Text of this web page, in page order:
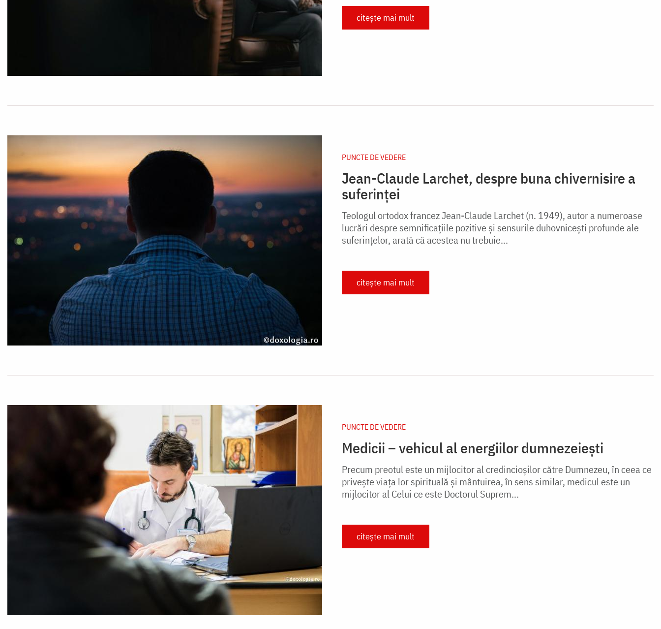
citește mai mult
PUNCTE DE VEDERE
Jean-Claude Larchet, despre buna chivernisire a
suferinței
Teologul ortodox francez Jean-Claude Larchet (n. 1949), autor a numeroase
lucrări despre semnificațiile pozitive și sensurile duhovnicești profunde ale
suferințelor, arată că acestea nu trebuie...
citește mai mult
PUNCTE DE VEDERE
Medicii – vehicul al energiilor dumnezeiești
Precum preotul este un mijlocitor al credincioșilor către Dumnezeu, în ceea ce
privește viața lor spirituală și mântuirea, în sens similar, medicul este un
mijlocitor al Celui ce este Doctorul Suprem...
citește mai mult